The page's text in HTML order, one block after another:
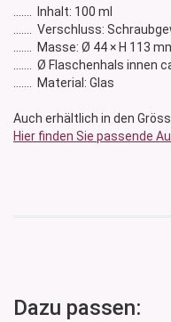
....... Inhalt: 100 ml
....... Verschluss:
....... Masse: Ø 44 × H 113
....... Ø Flaschenhals innen
....... Material: Glas
Auch erhältlich in den
Hier finden Sie passende
Dazu passen: